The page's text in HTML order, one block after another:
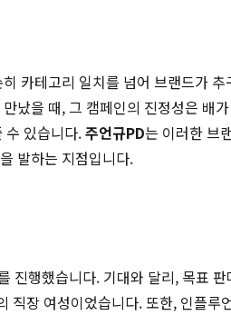
카테고리 일치를 넘어 브랜드가
을 때, 그 캠페인의 진정성은 배
수 있습니다.주언규PD는 이러한 브
발하는 지점입니다.
행했습니다. 기대와 달리, 목표
장 여성이었습니다. 또한, 인플